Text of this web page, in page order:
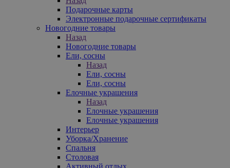
Подарочные карты
Электронные подарочные сертификаты
Новогодние товары
Назад
Новогодние товары
Ели, сосны
Назад
Ели, сосны
Ели, сосны
Елочные украшения
Назад
Елочные украшения
Елочные украшения
Интерьер
Уборка/Хранение
Спальня
Столовая
Активный отдых